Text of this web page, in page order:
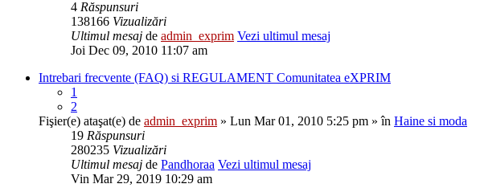
4 Răspunsuri
138166 Vizualizări
Ultimul mesaj de admin_exprim Vezi ultimul mesaj
Joi Dec 09, 2010 11:07 am
Intrebari frecvente (FAQ) si REGULAMENT Comunitatea eXPRIM
1
2
Fişier(e) ataşat(e) de admin_exprim » Lun Mar 01, 2010 5:25 pm » în Haine si moda
19 Răspunsuri
280235 Vizualizări
Ultimul mesaj de Pandhoraa Vezi ultimul mesaj
Vin Mar 29, 2019 10:29 am